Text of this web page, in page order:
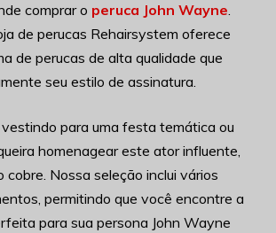
comprar o peruca John Wayne.
de perucas Rehairsystem oferece
de perucas de alta qualidade que
seu estilo de assinatura.
para uma festa temática ou
homenagear este ator influente,
cobre. Nossa seleção inclui vários
permitindo que você encontre a
para sua persona John Wayne